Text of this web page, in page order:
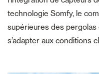
technologie Somfy, le
supérieures des
s’adapter aux conditions